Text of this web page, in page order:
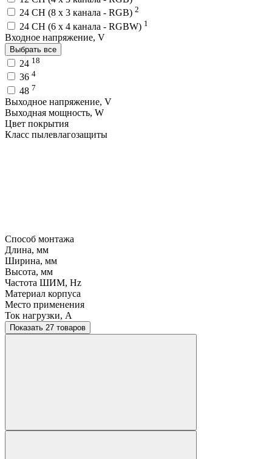
24 CH (8 x 3 канала - RGB) 2
24 CH (6 x 4 канала - RGBW) 1
Входное напряжение, V
Выбрать все
24 18
36 4
48 7
Выходное напряжение, V
Выходная мощность, W
Цвет покрытия
Класс пылевлагозащиты
Способ монтажа
Длина, мм
Ширина, мм
Высота, мм
Частота ШИМ, Hz
Материал корпуса
Место применения
Ток нагрузки, A
Показать 27 товаров